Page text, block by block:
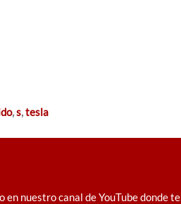
,s,tesla
en nuestro canal de YouTube donde te